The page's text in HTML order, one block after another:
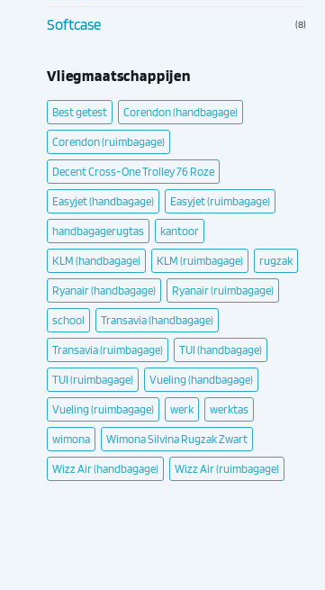
Softcase (8)
Vliegmaatschappijen
Best getest Corendon (handbagage)
Corendon (ruimbagage)
Decent Cross-One Trolley 76 Roze
Easyjet (handbagage) Easyjet (ruimbagage)
handbagagerugtas kantoor
KLM (handbagage) KLM (ruimbagage) rugzak
Ryanair (handbagage) Ryanair (ruimbagage)
school Transavia (handbagage)
Transavia (ruimbagage) TUI (handbagage)
TUI (ruimbagage) Vueling (handbagage)
Vueling (ruimbagage) werk werktas
wimona Wimona Silvina Rugzak Zwart
Wizz Air (handbagage) Wizz Air (ruimbagage)